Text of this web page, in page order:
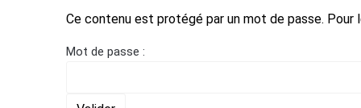
Ce contenu est protégé par un mot de passe.
Mot de passe :